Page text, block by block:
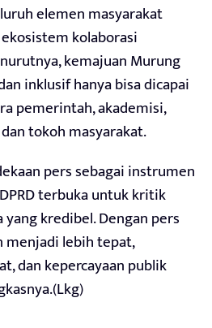
elemen masyarakat
kolaborasi
kemajuan Murung
inklusif hanya bisa dicapai
pemerintah, akademisi,
tokoh masyarakat.
pers sebagai instrumen
terbuka untuk kritik
kredibel. Dengan pers
menjadi lebih tepat,
dan kepercayaan publik